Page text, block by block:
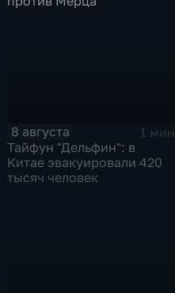
8 августа
1 мин
Тайфун "Дельфин": в
Китае эвакуировали 420
тысяч человек